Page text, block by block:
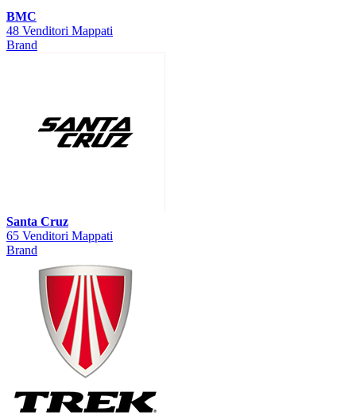
BMC
48 Venditori Mappati
Brand
Santa Cruz
65 Venditori Mappati
Brand